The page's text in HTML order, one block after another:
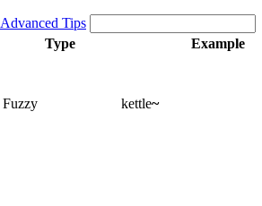
Advanced Tips
Type
Example
Fuzzy kettle~